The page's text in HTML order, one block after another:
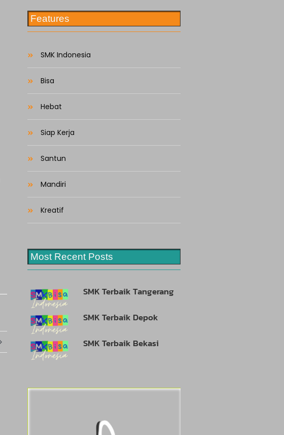
Features
SMK Indonesia
Bisa
Hebat
Siap Kerja
Santun
Mandiri
Kreatif
Most Recent Posts
SMK Terbaik Tangerang
SMK Terbaik Depok
SMK Terbaik Bekasi